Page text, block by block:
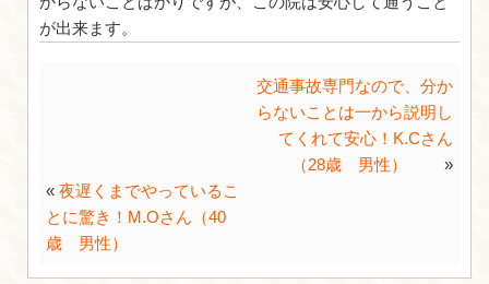
被害を受け、驚きました。 保険に
分からず不安でした。 仕事を終え
出来るように夜遅くまでの受付時
保険など分からないことや不安なこ
ってくれました。